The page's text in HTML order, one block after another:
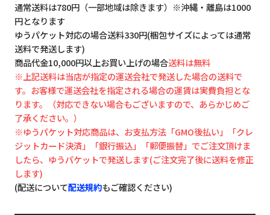
通常送料は780円（一部地域は除きます）※沖縄・離島は1000
円となります
ゆうパケット対応の場合送料330円(梱包サイズによっては通常
送料で発送します)
商品代金10,000円以上お買い上げの場合送料は無料
※上記送料は当店が指定の運送会社で発送した場合の送料で
す。お客様で運送会社を指定される場合の運賃は実費負担とな
ります。（対応できない場合もございますので、あらかじめご
了承ください。）
※ゆうパケット対応商品は、お支払方法「GMO後払い」「クレ
ジットカード決済」「銀行振込」「郵便振替」でご注文頂けま
したら、ゆうパケットで発送します(ご注文完了後に送料を修正
します)
(配送について配送規約もご確認ください)